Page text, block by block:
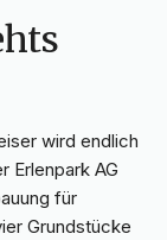
wird endlich
Erlenpark AG
für
Grundstücke